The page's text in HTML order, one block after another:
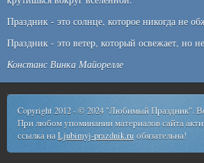
Праздник - это солнце, которое никогда не
Праздник - это ветер, который освежает, но
Констанс Винка Майорелле
Copyright 2012 - © 2024 "Любимый Праздник".
При любом упоминании материалов сайта
ссылка наLjubimyj-prazdnik.ru обязательна!